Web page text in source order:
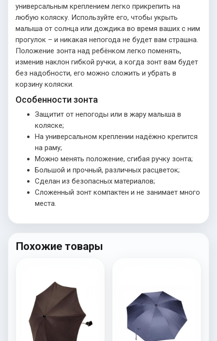
универсальным креплением легко прикрепить на
любую коляску. Используйте его, чтобы укрыть
малыша от солнца или дождика во время ваших с ним
прогулок – и никакая непогода не будет вам страшна.
Положение зонта над ребёнком легко поменять,
изменив наклон гибкой ручки, а когда зонт вам будет
без надобности, его можно сложить и убрать в
корзину коляски.
Особенности зонта
Защитит от непогоды или в жару малыша в
коляске;
На универсальном креплении надёжно крепится
на раму;
Можно менять положение, сгибая ручку зонта;
Большой и прочный, различных расцветок;
Сделан из безопасных материалов;
Сложенный зонт компактен и не занимает много
места.
Похожие товары